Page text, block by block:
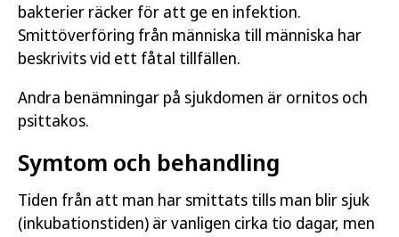
bakterier räcker för att ge en infektion.
Smittöverföring från människa till människa har
beskrivits vid ett fåtal tillfällen.
Andra benämningar på sjukdomen är ornitos och
psittakos.
Symtom och behandling
Tiden från att man har smittats tills man blir sjuk
(inkubationstiden) är vanligen cirka tio dagar, men